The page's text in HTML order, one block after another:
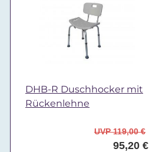
DHB-R Duschhocker mit
Rückenlehne
UVP 119,00 €
95,20 €